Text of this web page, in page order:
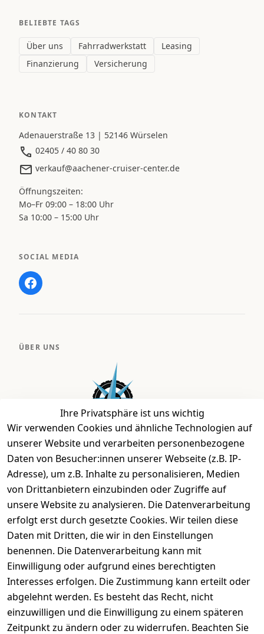
Ihre Privatsphäre ist uns wichtig
Wir verwenden Cookies und ähnliche Technologien auf
unserer Website und verarbeiten personenbezogene
Daten von Besucher:innen unserer Webseite (z.B. IP-
Adresse), um z.B. Inhalte zu personalisieren, Medien
von Drittanbietern einzubinden oder Zugriffe auf
unsere Website zu analysieren. Die Datenverarbeitung
erfolgt erst durch gesetzte Cookies. Wir teilen diese
Daten mit Dritten, die wir in den Einstellungen
benennen. Die Datenverarbeitung kann mit
Einwilligung oder aufgrund eines berechtigten
Interesses erfolgen. Die Zustimmung kann erteilt oder
abgelehnt werden. Es besteht das Recht, nicht
einzuwilligen und die Einwilligung zu einem späteren
Zeitpunkt zu ändern oder zu widerrufen. Beachten Sie
BELIEBTE TAGS
Über uns Fahrradwerkstatt
Leasing
Finanzierung
Versicherung
KONTAKT
Adenauerstraße 13 | 52146 Würselen
02405 / 40 80 30
verkauf@aachener-cruiser-center.de
Öffnungszeiten:
Mo–Fr 09:00 – 18:00 Uhr
Sa 10:00 – 15:00 Uhr
SOCIAL MEDIA
ÜBER UNS
Bei uns findest Du das richtige Fahrgefühl. Auf über
2.400 m² bieten wir Dir die beste Beratung zu
Kinderfahrrädern über E-MTBs bis hin zu
Lastenfahrrädern und Elektrorollern.
EINKAUFEN
› Fahrrad Aachen
› Zahlungs- und Versandbedingungen
INFORMATIONEN